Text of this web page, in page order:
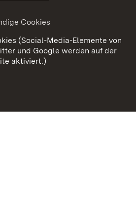
Barrierefreiheit
Cookies
Cookies
(Social-Media-Elemente von
und Google werden auf der
aktiviert.)